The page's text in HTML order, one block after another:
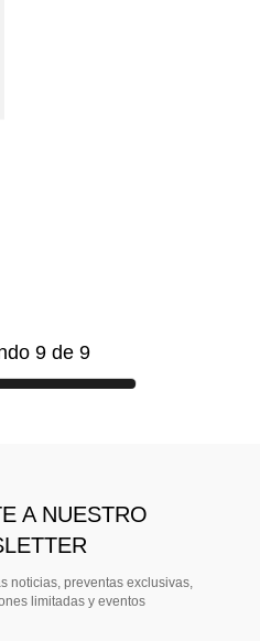
9 de 9
A NUESTRO
noticias, preventas exclusivas,
limitadas y eventos